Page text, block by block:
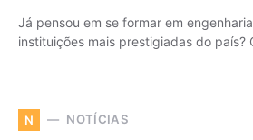
Já pensou em se formar em
instituições mais prestigiadas do país?
N NOTÍCIAS